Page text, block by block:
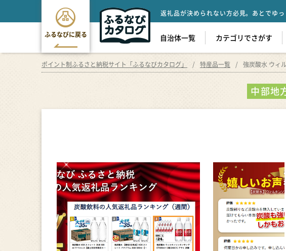
ふるなびに戻る
返礼品が決められない方必見。あとでゆ
自治体一覧 カテゴリでさがす
ポイント制ふるさと納税サイト「ふるなびカタログ」 特産品一覧 強炭酸水 ウィ
中部地